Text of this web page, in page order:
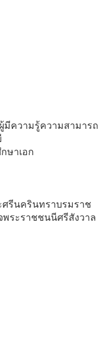
มีความรู้ความสามารถ
ษาเอก
ศรีนครินทราบรมราช
ระราชชนนีศรีสังวาล